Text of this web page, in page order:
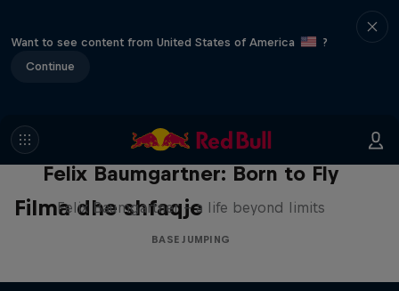
Want to see content from United States of America
?
Continue
Filma dhe shfaqje
Felix Baumgartner: Born to Fly
Felix Baumgartner – a life beyond limits
BASE JUMPING